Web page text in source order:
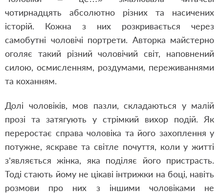
чотирнадцять абсолютно різних та насичених
історій. Кожна з них розкривається через
самобутні чоловічі портрети. Авторка майстерно
оголяє такий різний чоловічий світ, наповнений
силою, осмисленням, роздумами, переживаннями
та коханням.
Долі чоловіків, мов пазли, складаються у малій
прозі та затягують у стрімкий вихор подій. Як
переростає справа чоловіка та його захоплення у
потужне, яскраве та світле почуття, коли у житті
з’являється жінка, яка поділяє його пристрасть.
Тоді стають йому не цікаві інтрижки на боці, навіть
розмови про них з іншими чоловіками не